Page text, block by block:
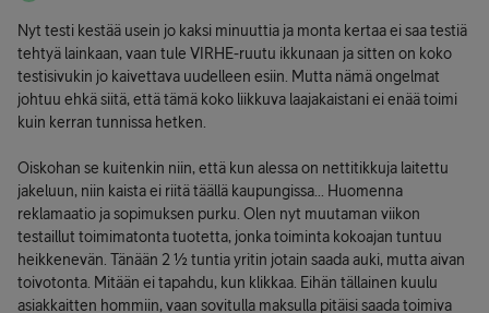
Nyt testi kestää usein jo kaksi minuuttia ja monta kertaa ei saa testiä
tehtyä lainkaan, vaan tule VIRHE-ruutu ikkunaan ja sitten on koko
testisivukin jo kaivettava uudelleen esiin. Mutta nämä ongelmat
johtuu ehkä siitä, että tämä koko liikkuva laajakaistani ei enää toimi
kuin kerran tunnissa hetken.
Oiskohan se kuitenkin niin, että kun alessa on nettitikkuja laitettu
jakeluun, niin kaista ei riitä täällä kaupungissa... Huomenna
reklamaatio ja sopimuksen purku. Olen nyt muutaman viikon
testaillut toimimatonta tuotetta, jonka toiminta kokoajan tuntuu
heikkenevän. Tänään 2 ½ tuntia yritin jotain saada auki, mutta aivan
toivotonta. Mitään ei tapahdu, kun klikkaa. Eihän tällainen kuulu
asiakkaitten hommiin, vaan sovitulla maksulla pitäisi saada toimiva